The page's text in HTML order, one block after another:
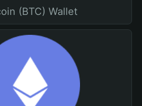
(BTC) Wallet